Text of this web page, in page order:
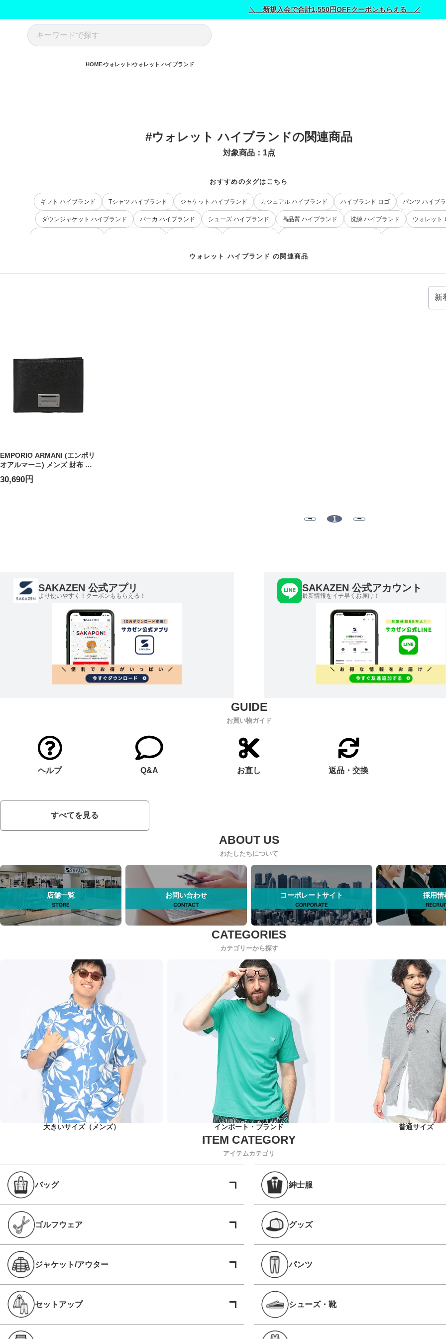
＼ 新規入会で合計1,550円OFFクーポンもらえる ／
HOME ウォレット ウォレット ハイブランド
#ウォレット ハイブランドの関連商品
対象商品： 1点
おすすめのタグはこちら
ギフト ハイブランド Tシャツ ハイブランド ジャケット ハイブランド カジュアル ハイブランド ハイブランド ロゴ パンツ ハイブ
ダウンジャケット ハイブランド パーカ ハイブランド シューズ ハイブランド 高品質 ハイブランド 洗練 ハイブランド ウォレット
ウォレット 手頃な価格 ウォレット MIU MIU
ウォレット ハイブランド の関連商品
EMPORIO ARMANI (エンポリ
オアルマーニ) メンズ 財布 レ
ザー ロゴ型押し 二つ折りウォ
レット EAEM7047AF13788
30,690円
1
SAKAZEN 公式アプリ
より使いやすく！クーポンももらえる！
SAKAZEN 公式アカウント
最新情報をイチ早くお届け！
お買い物ガイド
ヘルプ Q&A お直し 返品・交換
すべてを見る
わたしたちについて
店舗一覧 お問い合わせ コーポレートサイト 採用情
カテゴリーから探す
大きいサイズ（メンズ） インポート・ブランド 普通サイズ
アイテムカテゴリ
バッグ 紳士服
ゴルフウェア グッズ
ジャケット/アウター パンツ
セットアップ シューズ・靴